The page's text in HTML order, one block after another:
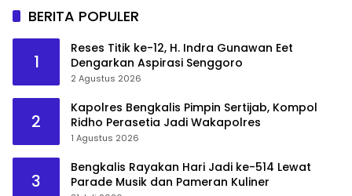
BERITA POPULER
1
Reses Titik ke-12, H. Indra Gunawan Eet
Dengarkan Aspirasi Senggoro
2 Agustus 2026
2
Kapolres Bengkalis Pimpin Sertijab, Kompol
Ridho Perasetia Jadi Wakapolres
1 Agustus 2026
3
Bengkalis Rayakan Hari Jadi ke-514 Lewat
Parade Musik dan Pameran Kuliner